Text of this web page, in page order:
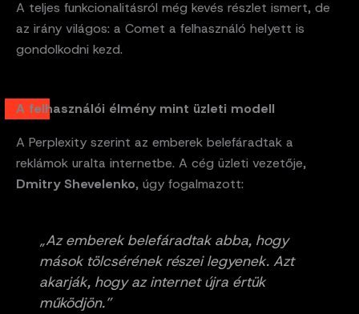
A teljes funkcionalitásról még kevés részlet ismert, de
az irány világos: a Comet a felhasználó helyett is
gondolkodni kezd.
A felhasználói élmény mint üzleti modell
A Perplexity szerint az emberek belefáradtak a
reklámok uralta internetbe. A cég üzleti vezetője,
Dmitry Shevelenko, úgy fogalmazott:
„Az emberek belefáradtak abba, hogy
mások tölcsérének részei legyenek. Azt
akarják, hogy az internet újra értük
működjön.”